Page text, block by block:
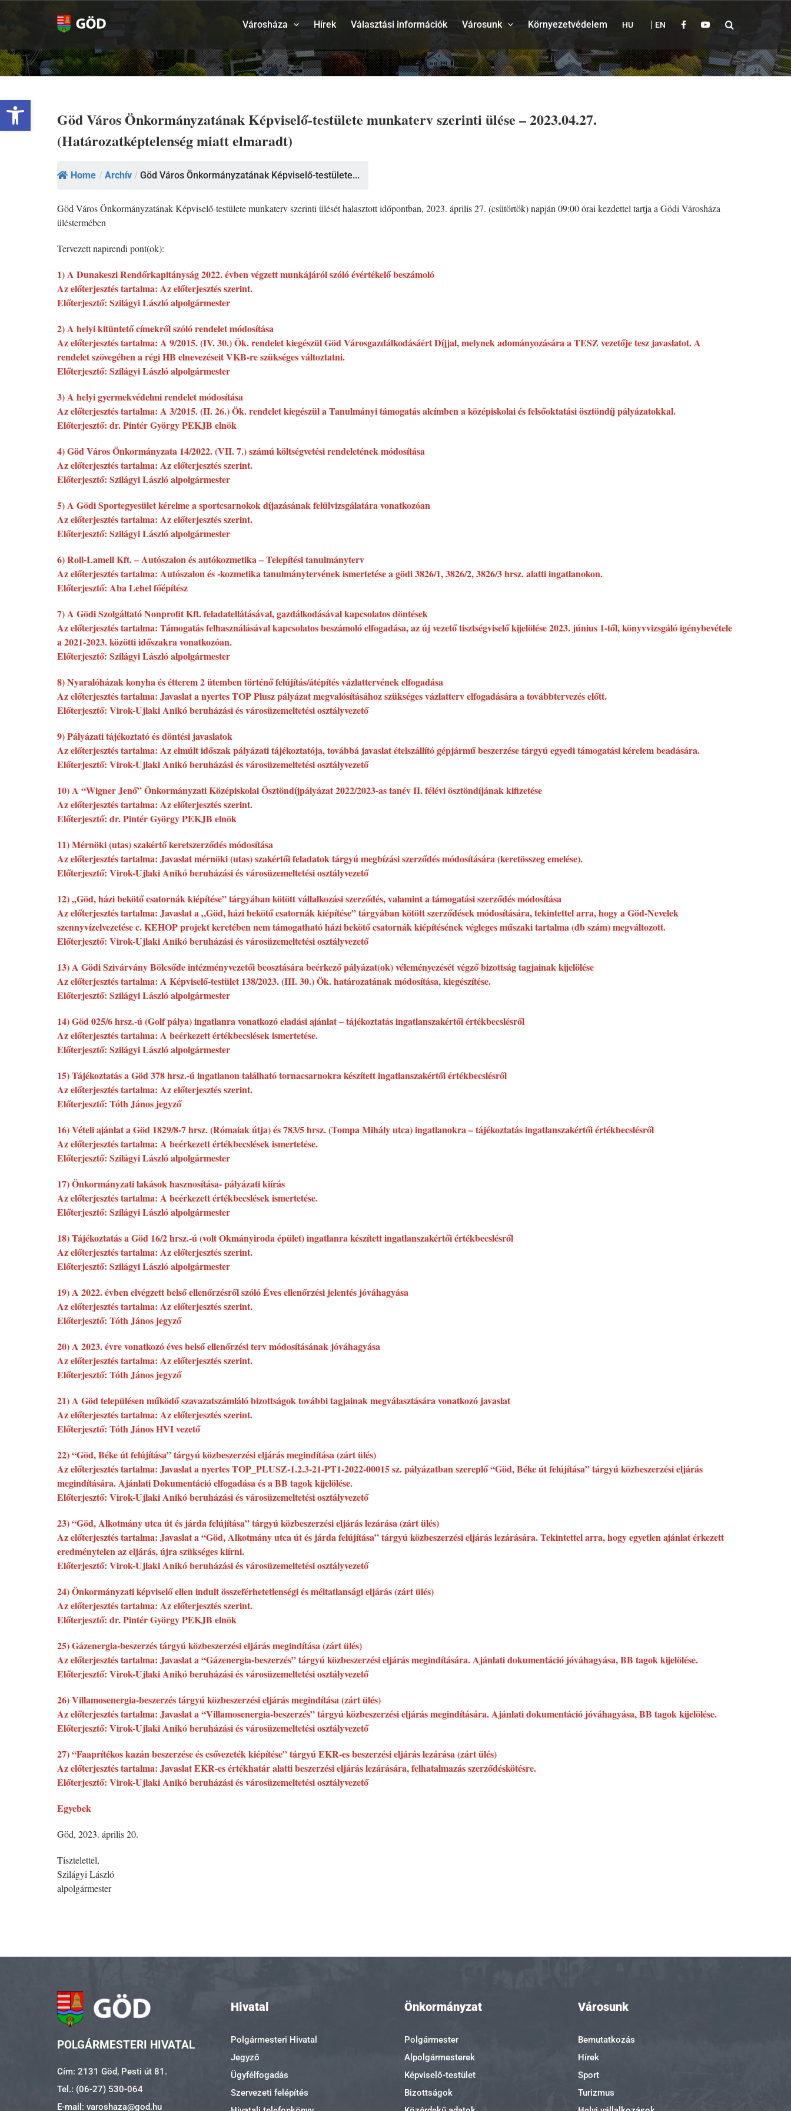
Eszköztár megnyitása
Városháza Hírek Választási információk Városunk Környezetvédelem HU EN
Göd Város Önkormányzatának Képviselő-testülete munkaterv szerinti ülése – 2023.04.27.
(Határozatképtelenség miatt elmaradt)
Home / Archív / Göd Város Önkormányzatának Képviselő-testülete...
Göd Város Önkormányzatának Képviselő-testülete munkaterv szerinti ülését halasztott időpontban, 2023. április 27. (csütörtök) napján 09:00 órai kezdettel tartja a Gödi Városháza
üléstermében
Tervezett napirendi pont(ok):
1) A Dunakeszi Rendőrkapitányság 2022. évben végzett munkájáról szóló évértékelő beszámoló
Az előterjesztés tartalma: Az előterjesztés szerint.
Előterjesztő: Szilágyi László alpolgármester
2) A helyi kitüntető címekről szóló rendelet módosítása
Az előterjesztés tartalma: A 9/2015. (IV. 30.) Ök. rendelet kiegészül Göd Városgazdálkodásáért Díjjal, melynek adományozására a TESZ vezetője tesz javaslatot. A
rendelet szövegében a régi HB elnevezéseit VKB-re szükséges változtatni.
Előterjesztő: Szilágyi László alpolgármester
3) A helyi gyermekvédelmi rendelet módosítása
Az előterjesztés tartalma: A 3/2015. (II. 26.) Ök. rendelet kiegészül a Tanulmányi támogatás alcímben a középiskolai és felsőoktatási ösztöndíj pályázatokkal.
Előterjesztő: dr. Pintér György PEKJB elnök
4) Göd Város Önkormányzata 14/2022. (VII. 7.) számú költségvetési rendeletének módosítása
Az előterjesztés tartalma: Az előterjesztés szerint.
Előterjesztő: Szilágyi László alpolgármester
5) A Gödi Sportegyesület kérelme a sportcsarnokok díjazásának felülvizsgálatára vonatkozóan
Az előterjesztés tartalma: Az előterjesztés szerint.
Előterjesztő: Szilágyi László alpolgármester
6) Roll-Lamell Kft. – Autószalon és autókozmetika – Telepítési tanulmányterv
Az előterjesztés tartalma: Autószalon és -kozmetika tanulmánytervének ismertetése a gödi 3826/1, 3826/2, 3826/3 hrsz. alatti ingatlanokon.
Előterjesztő: Aba Lehel főépítész
7) A Gödi Szolgáltató Nonprofit Kft. feladatellátásával, gazdálkodásával kapcsolatos döntések
Az előterjesztés tartalma: Támogatás felhasználásával kapcsolatos beszámoló elfogadása, az új vezető tisztségviselő kijelölése 2023. június 1-től, könyvvizsgáló igénybevétele
a 2021-2023. közötti időszakra vonatkozóan.
Előterjesztő: Szilágyi László alpolgármester
8) Nyaralóházak konyha és étterem 2 ütemben történő felújítás/átépítés vázlattervének elfogadása
Az előterjesztés tartalma: Javaslat a nyertes TOP Plusz pályázat megvalósításához szükséges vázlatterv elfogadására a továbbtervezés előtt.
Előterjesztő: Virok-Ujlaki Anikó beruházási és városüzemeltetési osztályvezető
9) Pályázati tájékoztató és döntési javaslatok
Az előterjesztés tartalma: Az elmúlt időszak pályázati tájékoztatója, továbbá javaslat ételszállító gépjármű beszerzése tárgyú egyedi támogatási kérelem beadására.
Előterjesztő: Virok-Ujlaki Anikó beruházási és városüzemeltetési osztályvezető
10) A “Wigner Jenő” Önkormányzati Középiskolai Ösztöndíjpályázat 2022/2023-as tanév II. félévi ösztöndíjának kifizetése
Az előterjesztés tartalma: Az előterjesztés szerint.
Előterjesztő: dr. Pintér György PEKJB elnök
11) Mérnöki (utas) szakértő keretszerződés módosítása
Az előterjesztés tartalma: Javaslat mérnöki (utas) szakértői feladatok tárgyú megbízási szerződés módosítására (keretösszeg emelése).
Előterjesztő: Virok-Ujlaki Anikó beruházási és városüzemeltetési osztályvezető
12) „Göd, házi bekötő csatornák kiépítése” tárgyában kötött vállalkozási szerződés, valamint a támogatási szerződés módosítása
Az előterjesztés tartalma: Javaslat a „Göd, házi bekötő csatornák kiépítése” tárgyában kötött szerződések módosítására, tekintettel arra, hogy a Göd-Nevelek
szennyvízelvezetése c. KEHOP projekt keretében nem támogatható házi bekötő csatornák kiépítésének végleges műszaki tartalma (db szám) megváltozott.
Előterjesztő: Virok-Ujlaki Anikó beruházási és városüzemeltetési osztályvezető
13) A Gödi Szivárvány Bölcsőde intézményvezetői beosztására beérkező pályázat(ok) véleményezését végző bizottság tagjainak kijelölése
Az előterjesztés tartalma: A Képviselő-testület 138/2023. (III. 30.) Ök. határozatának módosítása, kiegészítése.
Előterjesztő: Szilágyi László alpolgármester
14) Göd 025/6 hrsz.-ú (Golf pálya) ingatlanra vonatkozó eladási ajánlat – tájékoztatás ingatlanszakértői értékbecslésről
Az előterjesztés tartalma: A beérkezett értékbecslések ismertetése.
Előterjesztő: Szilágyi László alpolgármester
15) Tájékoztatás a Göd 378 hrsz.-ú ingatlanon található tornacsarnokra készített ingatlanszakértői értékbecslésről
Az előterjesztés tartalma: Az előterjesztés szerint.
Előterjesztő: Tóth János jegyző
16) Vételi ajánlat a Göd 1829/8-7 hrsz. (Rómaiak útja) és 783/5 hrsz. (Tompa Mihály utca) ingatlanokra – tájékoztatás ingatlanszakértői értékbecslésről
Az előterjesztés tartalma: A beérkezett értékbecslések ismertetése.
Előterjesztő: Szilágyi László alpolgármester
17) Önkormányzati lakások hasznosítása- pályázati kiírás
Az előterjesztés tartalma: A beérkezett értékbecslések ismertetése.
Előterjesztő: Szilágyi László alpolgármester
18) Tájékoztatás a Göd 16/2 hrsz.-ú (volt Okmányiroda épület) ingatlanra készített ingatlanszakértői értékbecslésről
Az előterjesztés tartalma: Az előterjesztés szerint.
Előterjesztő: Szilágyi László alpolgármester
19) A 2022. évben elvégzett belső ellenőrzésről szóló Éves ellenőrzési jelentés jóváhagyása
Az előterjesztés tartalma: Az előterjesztés szerint.
Előterjesztő: Tóth János jegyző
20) A 2023. évre vonatkozó éves belső ellenőrzési terv módosításának jóváhagyása
Az előterjesztés tartalma: Az előterjesztés szerint.
Előterjesztő: Tóth János jegyző
21) A Göd településen működő szavazatszámláló bizottságok további tagjainak megválasztására vonatkozó javaslat
Az előterjesztés tartalma: Az előterjesztés szerint.
Előterjesztő: Tóth János HVI vezető
22) “Göd, Béke út felújítása” tárgyú közbeszerzési eljárás megindítása (zárt ülés)
Az előterjesztés tartalma: Javaslat a nyertes TOP_PLUSZ-1.2.3-21-PT1-2022-00015 sz. pályázatban szereplő “Göd, Béke út felújítása” tárgyú közbeszerzési eljárás
megindítására. Ajánlati Dokumentáció elfogadása és a BB tagok kijelölése.
Előterjesztő: Virok-Ujlaki Anikó beruházási és városüzemeltetési osztályvezető
23) “Göd, Alkotmány utca út és járda felújítása” tárgyú közbeszerzési eljárás lezárása (zárt ülés)
Az előterjesztés tartalma: Javaslat a “Göd, Alkotmány utca út és járda felújítása” tárgyú közbeszerzési eljárás lezárására. Tekintettel arra, hogy egyetlen ajánlat érkezett
eredménytelen az eljárás, újra szükséges kiírni.
Előterjesztő: Virok-Ujlaki Anikó beruházási és városüzemeltetési osztályvezető
24) Önkormányzati képviselő ellen indult összeférhetetlenségi és méltatlansági eljárás (zárt ülés)
Az előterjesztés tartalma: Az előterjesztés szerint.
Előterjesztő: dr. Pintér György PEKJB elnök
25) Gázenergia-beszerzés tárgyú közbeszerzési eljárás megindítása (zárt ülés)
Az előterjesztés tartalma: Javaslat a “Gázenergia-beszerzés” tárgyú közbeszerzési eljárás megindítására. Ajánlati dokumentáció jóváhagyása, BB tagok kijelölése.
Előterjesztő: Virok-Ujlaki Anikó beruházási és városüzemeltetési osztályvezető
26) Villamosenergia-beszerzés tárgyú közbeszerzési eljárás megindítása (zárt ülés)
Az előterjesztés tartalma: Javaslat a “Villamosenergia-beszerzés” tárgyú közbeszerzési eljárás megindítására. Ajánlati dokumentáció jóváhagyása, BB tagok kijelölése.
Előterjesztő: Virok-Ujlaki Anikó beruházási és városüzemeltetési osztályvezető
27) “Faaprítékos kazán beszerzése és csővezeték kiépítése” tárgyú EKR-es beszerzési eljárás lezárása (zárt ülés)
Az előterjesztés tartalma: Javaslat EKR-es értékhatár alatti beszerzési eljárás lezárására, felhatalmazás szerződéskötésre.
Előterjesztő: Virok-Ujlaki Anikó beruházási és városüzemeltetési osztályvezető
Egyebek
Göd, 2023. április 20.
Tisztelettel,
Szilágyi László
alpolgármester
POLGÁRMESTERI HIVATAL
Cím: 2131 Göd, Pesti út 81.
Tel.: (06-27) 530-064
E-mail: varoshaza@god.hu
Hivatal
Polgármesteri Hivatal
Jegyző
Ügyfélfogadás
Szervezeti felépítés
Önkormányzat
Polgármester
Alpolgármesterek
Képviselő-testület
Bizottságok
Városunk
Bemutatkozás
Hírek
Sport
Turizmus